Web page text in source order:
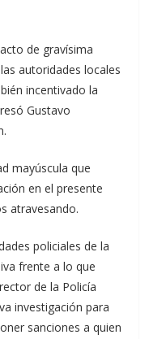
de gravísima
autoridades locales
incentivado la
Gustavo
mayúscula que
en el presente
atravesando.
policiales de la
frente a lo que
de la Policía
investigación para
sanciones a quien